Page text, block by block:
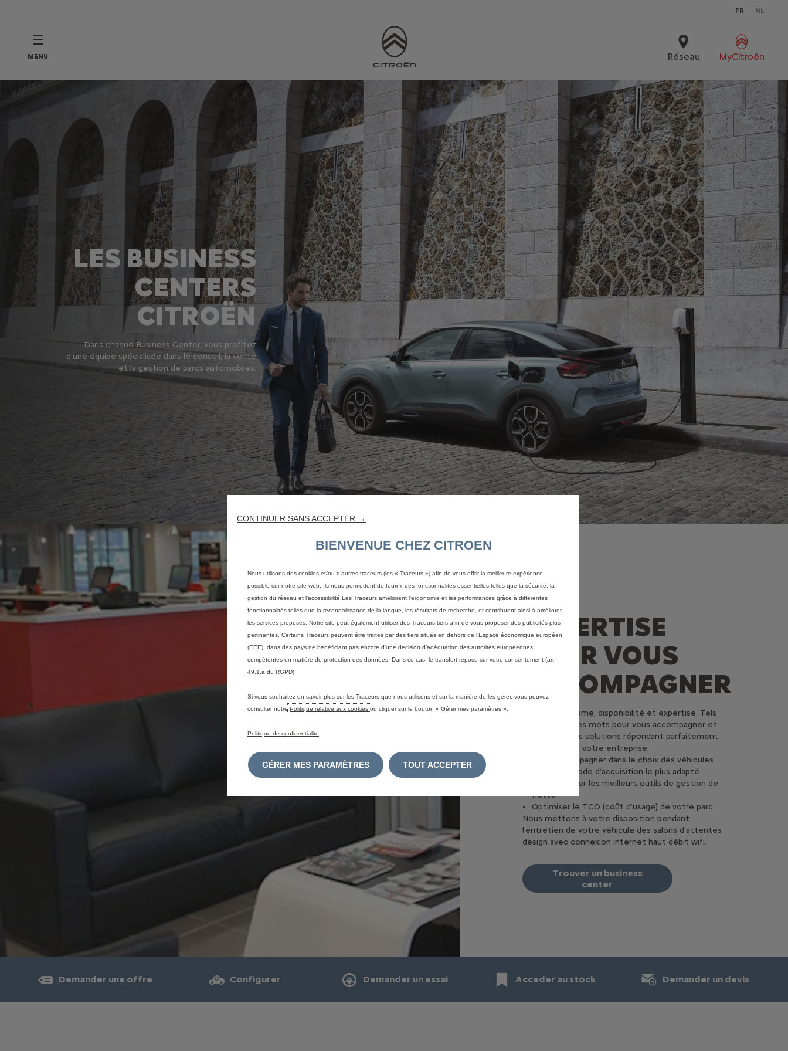
FR NL
MENU Réseau MyCitroën
LES BUSINESS
CENTERS
CITROËN
Dans chaque Business Center, vous profitez
d’une équipe spécialisée dans le conseil, la vente
et la gestion de parcs automobiles.
UNE
EXPERTISE
POUR VOUS
ACCOMPAGNER
Professionnalisme, disponibilité et expertise. Tels
sont les maîtres mots pour vous accompagner et
développer des solutions répondant parfaitement
aux besoins de votre entreprise.
Vous accompagner dans le choix des véhicules
Définir le mode d’acquisition le plus adapté
Vous réserver les meilleurs outils de gestion de
flotte
Optimiser le TCO (coût d’usage) de votre parc.
Nous mettons à votre disposition pendant
l'entretien de votre véhicule des salons d’attentes
design avec connexion internet haut-débit wifi.
Trouver un business
center
Demander une offre Configurer Demander un essai Acceder au stock Demander un devis
CONTINUER SANS ACCEPTER →
BIENVENUE CHEZ CITROEN
Nous utilisons des cookies et/ou d’autres traceurs (les « Traceurs ») afin de vous offrir la meilleure expérience
possible sur notre site web. Ils nous permettent de fournir des fonctionnalités essentielles telles que la sécurité, la
gestion du réseau et l’accessibilité.Les Traceurs améliorent l’ergonomie et les performances grâce à différentes
fonctionnalités telles que la reconnaissance de la langue, les résultats de recherche, et contribuent ainsi à améliorer
les services proposés. Notre site peut également utiliser des Traceurs tiers afin de vous proposer des publicités plus
pertinentes. Certains Traceurs peuvent être traités par des tiers situés en dehors de l’Espace économique européen
(EEE), dans des pays ne bénéficiant pas encore d’une décision d’adéquation des autorités européennes
compétentes en matière de protection des données. Dans ce cas, le transfert repose sur votre consentement (art.
49.1.a du RGPD).
Si vous souhaitez en savoir plus sur les Traceurs que nous utilisons et sur la manière de les gérer, vous pouvez
consulter notre Politique relative aux cookies ou cliquer sur le bouton « Gérer mes paramètres ».
Politique de confidentialité
GÉRER MES PARAMÈTRES TOUT ACCEPTER